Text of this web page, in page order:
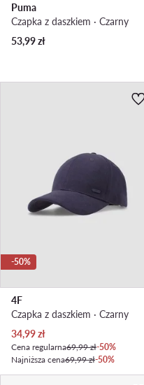
Puma
Czapka z daszkiem · Czarny
53,99zł
-50%
4F
Czapka z daszkiem · Czarny
Aktualna cena
34,99zł
Cena regularna69,99 zł-50%
Najniższa cena69,99 zł-50%